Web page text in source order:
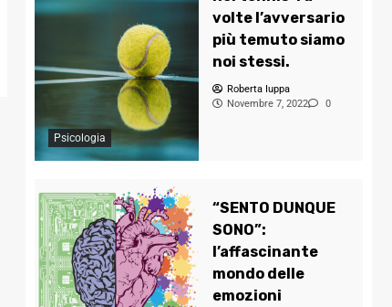
Psicologia
volte l’avversario
più temuto siamo
noi stessi.
Roberta Iuppa
Novembre 7, 2022
0
“SENTO DUNQUE
SONO”:
l’affascinante
mondo delle
emozioni